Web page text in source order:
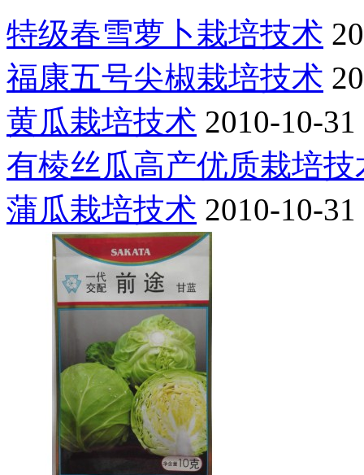
特级春雪萝卜栽培技术
福康五号尖椒栽培技术
黄瓜栽培技术 2010-10-31
有棱丝瓜高产优质栽培技
蒲瓜栽培技术 2010-10-31